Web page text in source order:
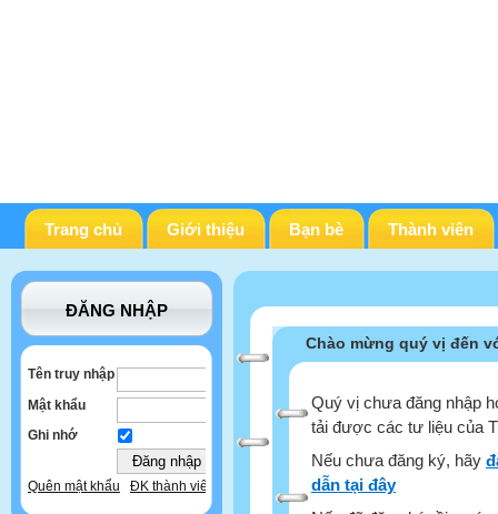
Trang chủ Giới thiệu Bạn bè Thành viên
ĐĂNG NHẬP
Tên truy nhập
Mật khẩu
Ghi nhớ
Quên mật khẩu ĐK thành viên
Chào mừng quý vị đến
Quý vị chưa đăng nhập
tải được các tư liệu của
Nếu chưa đăng ký, hãy
dẫn tại đây